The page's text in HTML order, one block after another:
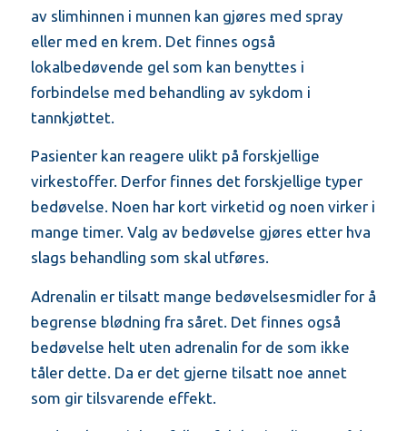
av slimhinnen i munnen kan gjøres med spray
eller med en krem. Det finnes også
lokalbedøvende gel som kan benyttes i
forbindelse med behandling av sykdom i
tannkjøttet.
Pasienter kan reagere ulikt på forskjellige
virkestoffer. Derfor finnes det forskjellige typer
bedøvelse. Noen har kort virketid og noen virker i
mange timer. Valg av bedøvelse gjøres etter hva
slags behandling som skal utføres.
Adrenalin er tilsatt mange bedøvelsesmidler for å
begrense blødning fra såret. Det finnes også
bedøvelse helt uten adrenalin for de som ikke
tåler dette. Da er det gjerne tilsatt noe annet
som gir tilsvarende effekt.